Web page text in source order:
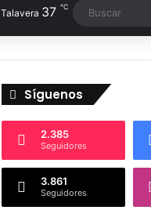
Talavera 37 ℃
Síguenos
2.385
Seguidores
3.861
Seguidores